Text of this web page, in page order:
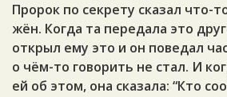
Пророк по секрету сказал что-
жён. Когда та передала это
открыл ему это и он поведал
о чём-то говорить не стал. И
ей об этом, она сказала: “Кто